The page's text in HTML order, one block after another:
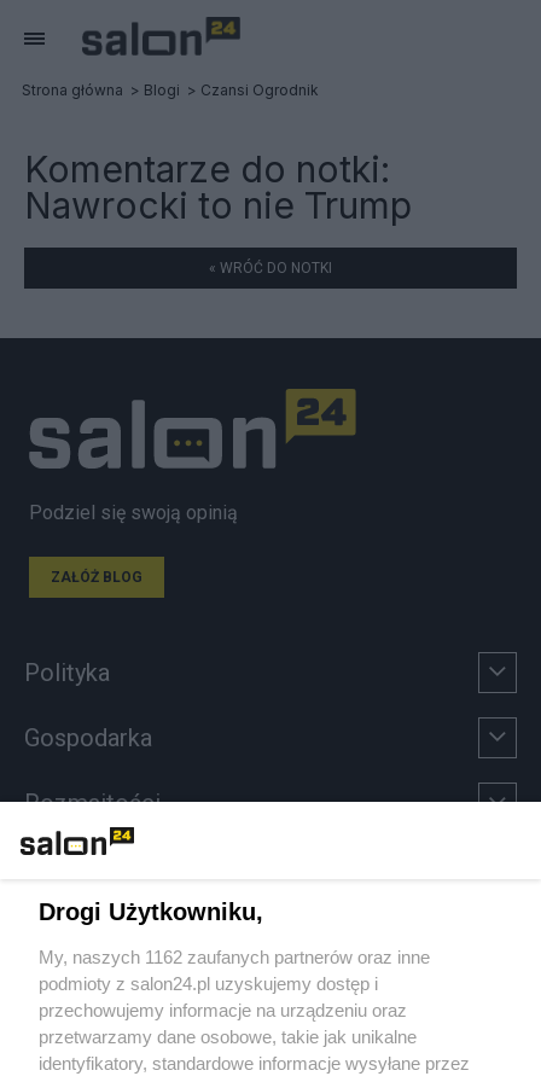
Strona główna Blogi Czansi Ogrodnik
Komentarze do notki:
Nawrocki to nie Trump
« WRÓĆ DO NOTKI
Podziel się swoją opinią
ZAŁÓŻ BLOG
Polityka
Gospodarka
Rozmaitości
Sport
Społeczeństwo
Kultura
Drogi Użytkowniku,
My, naszych 1162 zaufanych partnerów oraz inne
podmioty z salon24.pl uzyskujemy dostęp i
przechowujemy informacje na urządzeniu oraz
przetwarzamy dane osobowe, takie jak unikalne
identyfikatory, standardowe informacje wysyłane przez